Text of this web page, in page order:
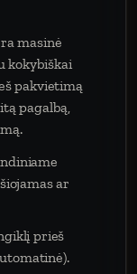
masinė
kokybiškai
pakvietimą
pagalbą,
ar
prieš